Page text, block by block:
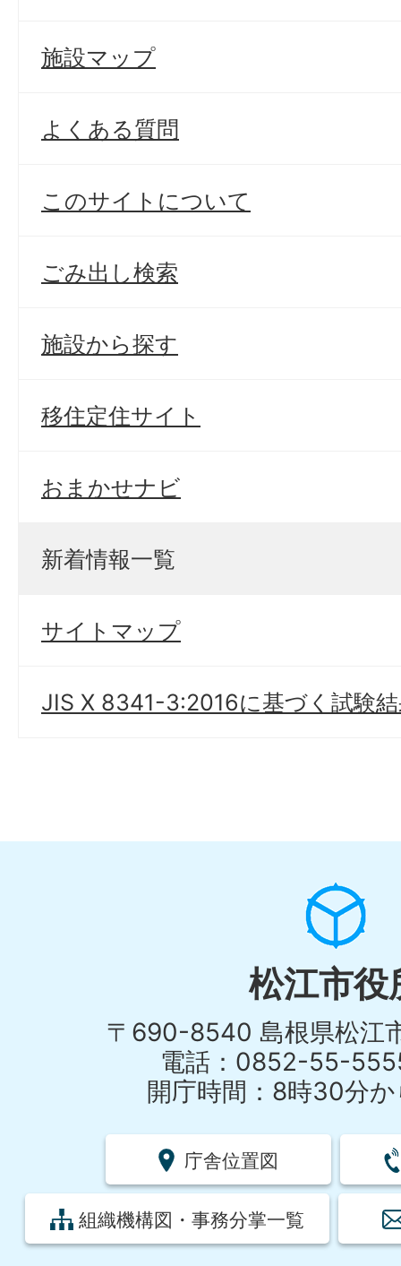
施設マップ
よくある質問
このサイトについて
ごみ出し検索
施設から探す
移住定住サイト
おまかせナビ
新着情報一覧
サイトマップ
JIS X 8341-3:2016に基づく試験
松江市役
〒690-8540 島根県松江
電話：0852-55-
開庁時間：8時30分
庁舎位置図
組織機構図・事務分掌一覧